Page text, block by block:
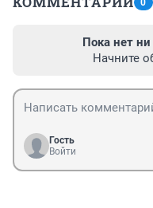
0
Пока нет
Начните
Гость
Войти